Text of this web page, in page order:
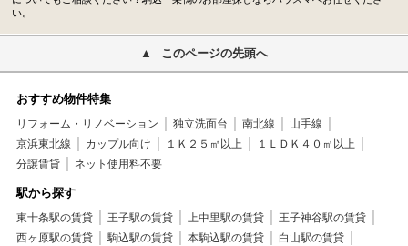
い。
このページの先頭へ
おすすめ物件特集
リフォーム・リノベーション 独立洗面台 南北線
山手線
京浜東北線
カップル向け １Ｋ２５㎡以上
１ＬＤＫ４０㎡以上
分譲賃貸
ネット使用料不要
駅から探す
東十条駅の賃貸 王子駅の賃貸 上中里駅の賃貸
王子神谷駅の賃貸
西ヶ原駅の賃貸
駒込駅の賃貸 本駒込駅の賃貸
白山駅の賃貸